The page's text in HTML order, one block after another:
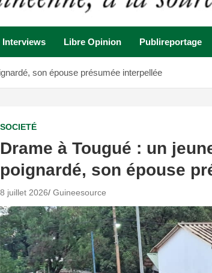
Interviews Libre Opinion Publireportage
son épouse présumée interpellée
SOCIETÉ
Drame à Tougué : un
poignardé, son épouse
8 juillet 2026 Guineesource